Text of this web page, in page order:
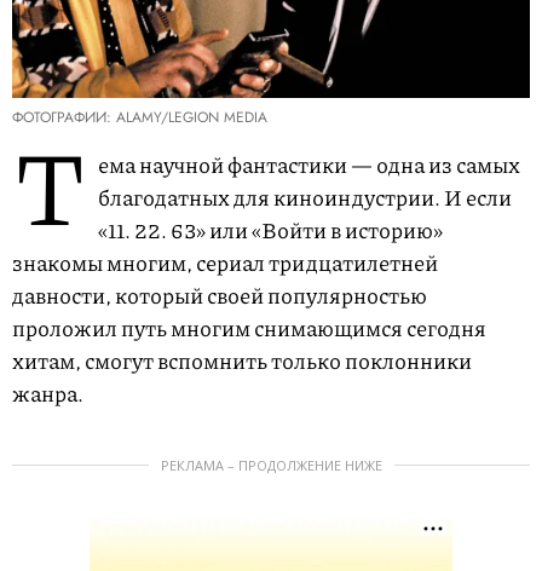
ФОТОГРАФИИ: ALAMY/LEGION MEDIA
Т ема научной фантастики — одна из самых
благодатных для киноиндустрии. И если
«11. 22. 63» или «Войти в историю»
знакомы многим, сериал тридцатилетней
давности, который своей популярностью
проложил путь многим снимающимся сегодня
хитам, смогут вспомнить только поклонники
жанра.
РЕКЛАМА – ПРОДОЛЖЕНИЕ НИЖЕ